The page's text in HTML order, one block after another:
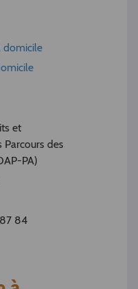
domicile
et
des
PA)
84